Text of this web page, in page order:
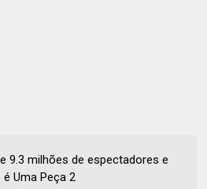
9.3 milhões de espectadores e
Uma Peça 2